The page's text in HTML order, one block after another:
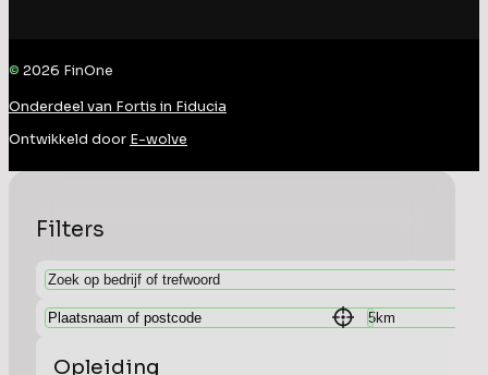
© 2026 FinOne
Onderdeel van Fortis in Fiducia
Ontwikkeld door E-wolve
Filters
Opleiding